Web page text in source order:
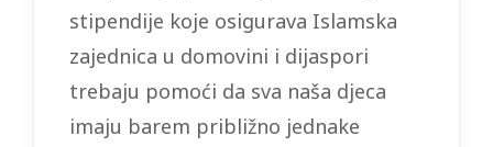
stipendije koje osigurava Islamska
zajednica u domovini i dijaspori
trebaju pomoći da sva naša djeca
imaju barem približno jednake